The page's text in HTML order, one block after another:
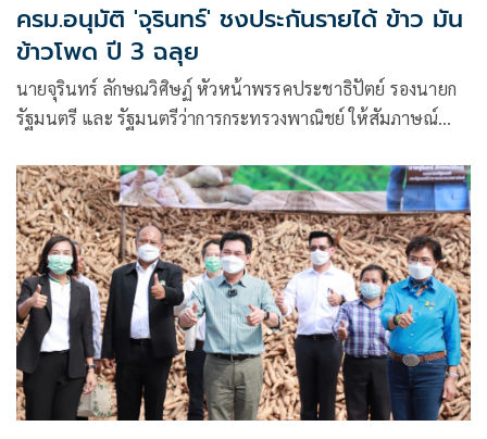
ครม.อนุมัติ 'จุรินทร์' ชงประกันรายได้ ข้าว มัน
ข้าวโพด ปี 3 ฉลุย
นายจุรินทร์ ลักษณวิศิษฏ์ หัวหน้าพรรคประชาธิปัตย์ รองนายก
รัฐมนตรี และ รัฐมนตรีว่าการกระทรวงพาณิชย์ ให้สัมภาษณ์
ความเห็นชอบจากที่ประชุมคณะรัฐมนตรีไปแล้ว